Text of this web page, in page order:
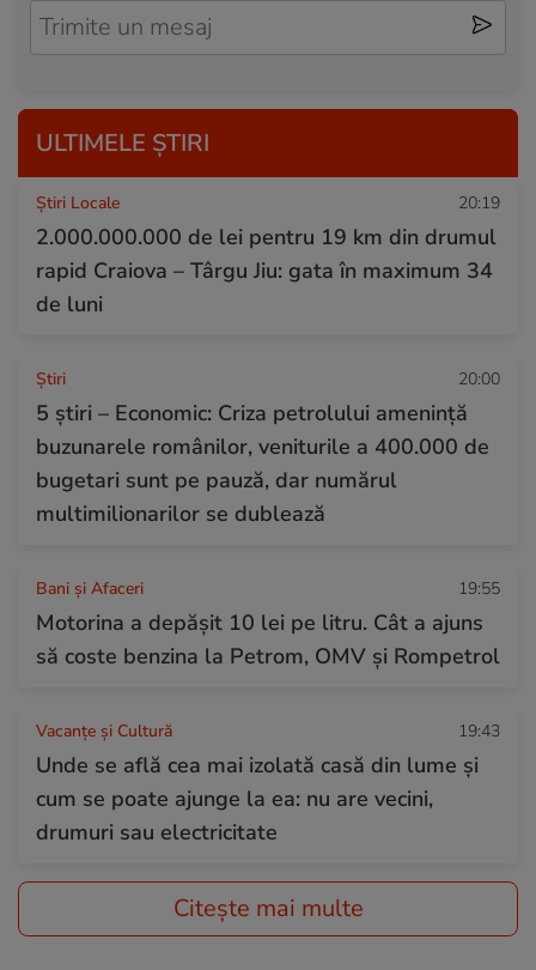
ULTIMELE ȘTIRI
Știri Locale 20:19
2.000.000.000 de lei pentru 19 km din drumul
rapid Craiova – Târgu Jiu: gata în maximum 34
de luni
Ştiri 20:00
5 știri – Economic: Criza petrolului amenință
buzunarele românilor, veniturile a 400.000 de
bugetari sunt pe pauză, dar numărul
multimilionarilor se dublează
Bani și Afaceri 19:55
Motorina a depășit 10 lei pe litru. Cât a ajuns
să coste benzina la Petrom, OMV și Rompetrol
Vacanțe și Cultură 19:43
Unde se află cea mai izolată casă din lume și
cum se poate ajunge la ea: nu are vecini,
drumuri sau electricitate
Citește mai multe